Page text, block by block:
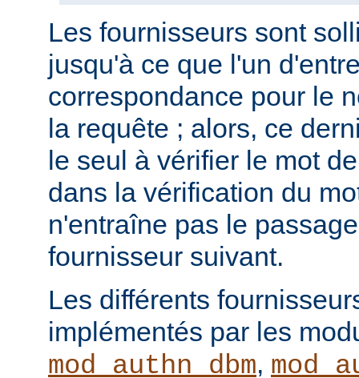
Les fournisseurs sont
jusqu'à ce que l'un
correspondance pour le
la requête ; alors, ce
le seul à vérifier le mot
dans la vérification du
n'entraîne pas le
fournisseur suivant.
Les différents
implémentés par les
mod_authn_dbm,